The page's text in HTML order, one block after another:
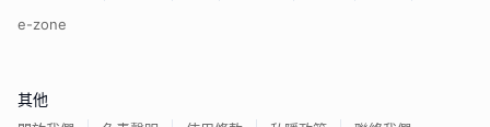
e-zone
其他